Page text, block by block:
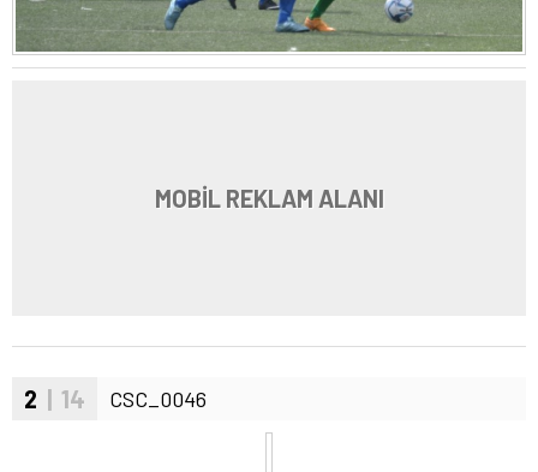
MOBİL REKLAM ALANI
2 | 14 CSC_0046